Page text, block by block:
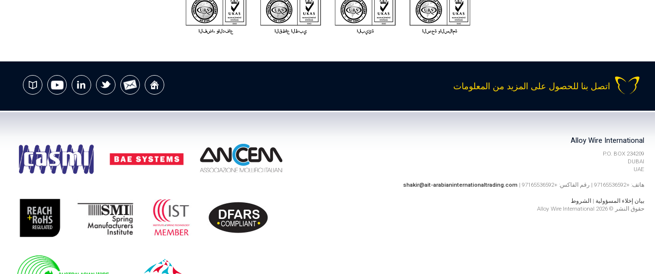
اتصل بنا للحصول على المزيد من المعلومات
Alloy Wire International
P.O. BOX 234209
DUBAI
UAE
هاتف: +97165536592 | رقم الفاكس: +97165536592 | shakir@ait-arabianinternationaltrading.com
بيان إخلاء المسؤولية | الشروط
حقوق النشر © 2026 Alloy Wire International